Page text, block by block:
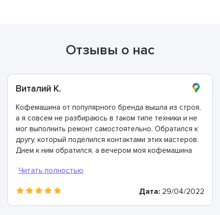
Отзывы о нас
Виталий К.
Кофемашина от популярного бренда вышла из строя,
а я совсем не разбираюсь в таком типе техники и не
мог выполнить ремонт самостоятельно. Обратился к
другу, который поделился контактами этих мастеров.
Днем к ним обратился, а вечером моя кофемашина
Дата: 29/04/2022